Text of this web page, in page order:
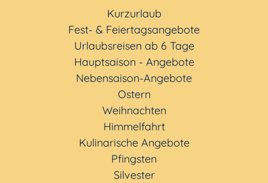
Kurzurlaub
Fest- & Feiertagsangebote
Urlaubsreisen ab 6 Tage
Hauptsaison - Angebote
Nebensaison-Angebote
Ostern
Weihnachten
Himmelfahrt
Kulinarische Angebote
Pfingsten
Silvester